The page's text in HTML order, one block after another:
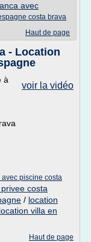
avec
costa brava
Haut de page
- Location
voir la vidéo
à
piscine costa
costa
/ location
location villa en
Haut de page